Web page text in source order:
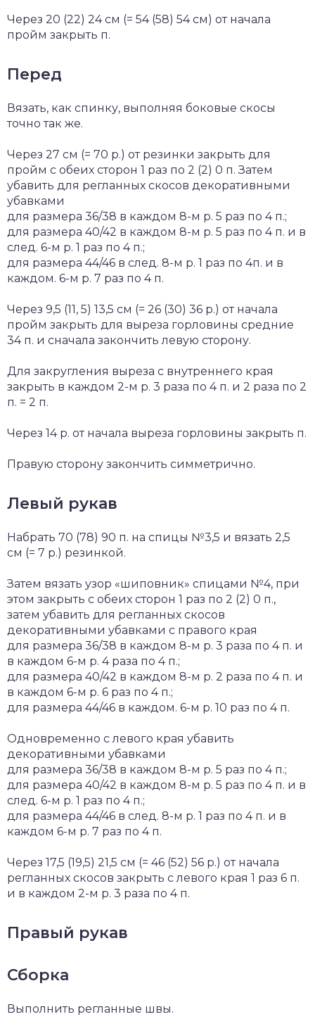
Через 20 (22) 24 см (= 54 (58) 54 см) от начала
пройм закрыть п.
Перед
Вязать, как спинку, выполняя боковые скосы
точно так же.
Через 27 см (= 70 р.) от резинки закрыть для
пройм с обеих сторон 1 раз по 2 (2) 0 п. Затем
убавить для регланных скосов декоративными
убавками
для размера 36/38 в каждом 8-м р. 5 раз по 4 п.;
для размера 40/42 в каждом 8-м р. 5 раз по 4 п. и в
след. 6-м р. 1 раз по 4 п.;
для размера 44/46 в след. 8-м р. 1 раз по 4п. и в
каждом. 6-м р. 7 раз по 4 п.
Через 9,5 (11, 5) 13,5 см (= 26 (30) 36 р.) от начала
пройм закрыть для выреза горловины средние
34 п. и сначала закончить левую сторону.
Для закругления выреза с внутреннего края
закрыть в каждом 2-м р. 3 раза по 4 п. и 2 раза по 2
п. = 2 п.
Через 14 р. от начала выреза горловины закрыть п.
Правую сторону закончить симметрично.
Левый рукав
Набрать 70 (78) 90 п. на спицы №3,5 и вязать 2,5
см (= 7 р.) резинкой.
Затем вязать узор «шиповник» спицами №4, при
этом закрыть с обеих сторон 1 раз по 2 (2) 0 п.,
затем убавить для регланных скосов
декоративными убавками с правого края
для размера 36/38 в каждом 8-м р. 3 раза по 4 п. и
в каждом 6-м р. 4 раза по 4 п.;
для размера 40/42 в каждом 8-м р. 2 раза по 4 п. и
в каждом 6-м р. 6 раз по 4 п.;
для размера 44/46 в каждом. 6-м р. 10 раз по 4 п.
Одновременно с левого края убавить
декоративными убавками
для размера 36/38 в каждом 8-м р. 5 раз по 4 п.;
для размера 40/42 в каждом 8-м р. 5 раз по 4 п. и в
след. 6-м р. 1 раз по 4 п.;
для размера 44/46 в след. 8-м р. 1 раз по 4 п. и в
каждом 6-м р. 7 раз по 4 п.
Через 17,5 (19,5) 21,5 см (= 46 (52) 56 р.) от начала
регланных скосов закрыть с левого края 1 раз 6 п.
и в каждом 2-м р. 3 раза по 4 п.
Правый рукав
Сборка
Выполнить регланные швы.